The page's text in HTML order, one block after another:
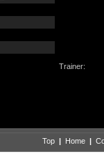
Trainer:
Top | Home |